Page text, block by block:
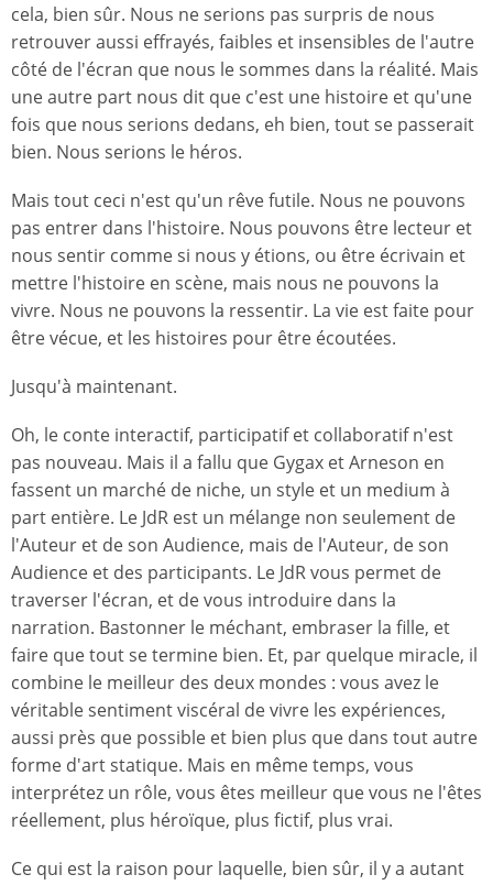
cela, bien sûr. Nous ne serions pas surpris de nous
retrouver aussi effrayés, faibles et insensibles de l'autre
côté de l'écran que nous le sommes dans la réalité. Mais
une autre part nous dit que c'est une histoire et qu'une
fois que nous serions dedans, eh bien, tout se passerait
bien. Nous serions le héros.
Mais tout ceci n'est qu'un rêve futile. Nous ne pouvons
pas entrer dans l'histoire. Nous pouvons être lecteur et
nous sentir comme si nous y étions, ou être écrivain et
mettre l'histoire en scène, mais nous ne pouvons la
vivre. Nous ne pouvons la ressentir. La vie est faite pour
être vécue, et les histoires pour être écoutées.
Jusqu'à maintenant.
Oh, le conte interactif, participatif et collaboratif n'est
pas nouveau. Mais il a fallu que Gygax et Arneson en
fassent un marché de niche, un style et un medium à
part entière. Le JdR est un mélange non seulement de
l'Auteur et de son Audience, mais de l'Auteur, de son
Audience et des participants. Le JdR vous permet de
traverser l'écran, et de vous introduire dans la
narration. Bastonner le méchant, embraser la fille, et
faire que tout se termine bien. Et, par quelque miracle, il
combine le meilleur des deux mondes : vous avez le
véritable sentiment viscéral de vivre les expériences,
aussi près que possible et bien plus que dans tout autre
forme d'art statique. Mais en même temps, vous
interprétez un rôle, vous êtes meilleur que vous ne l'êtes
réellement, plus héroïque, plus fictif, plus vrai.
Ce qui est la raison pour laquelle, bien sûr, il y a autant